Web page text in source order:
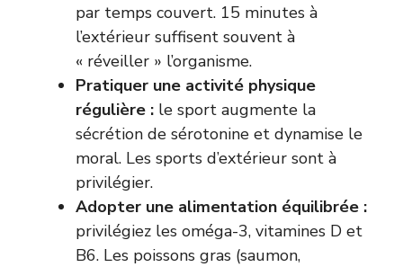
par temps couvert. 15 minutes à
l’extérieur suffisent souvent à
« réveiller » l’organisme.
Pratiquer une activité physique
régulière : le sport augmente la
sécrétion de sérotonine et dynamise le
moral. Les sports d’extérieur sont à
privilégier.
Adopter une alimentation équilibrée :
privilégiez les oméga-3, vitamines D et
B6. Les poissons gras (saumon,